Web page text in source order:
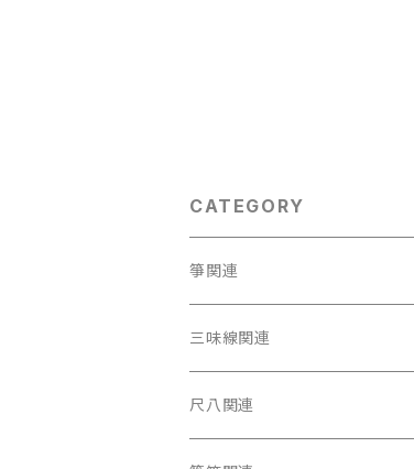
CATEGORY
箏関連
箏（本体）
箏カバー
三味線関連
三味線（本体）
尺八関連